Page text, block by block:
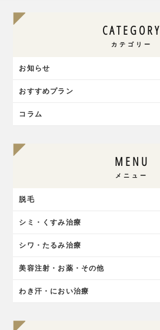
CATEGORY
カテゴリー
お知らせ
おすすめプラン
コラム
MENU
メニュー
脱毛
シミ・くすみ治療
シワ・たるみ治療
美容注射・お薬・その他
わき汗・におい治療